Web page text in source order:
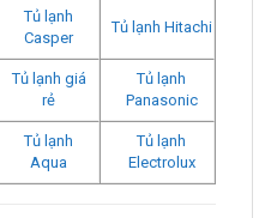
Tủ lạnh
Casper
Tủ lạnh Hitachi
Tủ lạnh giá
rẻ
Tủ lạnh
Panasonic
Tủ lạnh
Aqua
Tủ lạnh
Electrolux